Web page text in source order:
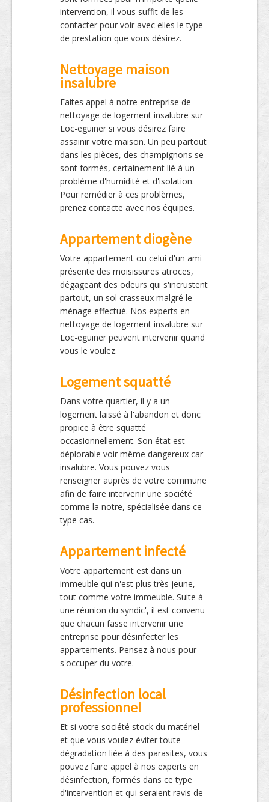
intervention, il vous suffit de les
contacter pour voir avec elles le type
de prestation que vous désirez.
Nettoyage maison
insalubre
Faites appel à notre entreprise de
nettoyage de logement insalubre sur
Loc-eguiner si vous désirez faire
assainir votre maison. Un peu partout
dans les pièces, des champignons se
sont formés, certainement lié à un
problème d'humidité et d'isolation.
Pour remédier à ces problèmes,
prenez contacte avec nos équipes.
Appartement diogène
Votre appartement ou celui d'un ami
présente des moisissures atroces,
dégageant des odeurs qui s'incrustent
partout, un sol crasseux malgré le
ménage effectué. Nos experts en
nettoyage de logement insalubre sur
Loc-eguiner peuvent intervenir quand
vous le voulez.
Logement squatté
Dans votre quartier, il y a un
logement laissé à l'abandon et donc
propice à être squatté
occasionnellement. Son état est
déplorable voir même dangereux car
insalubre. Vous pouvez vous
renseigner auprès de votre commune
afin de faire intervenir une société
comme la notre, spécialisée dans ce
type cas.
Appartement infecté
Votre appartement est dans un
immeuble qui n'est plus très jeune,
tout comme votre immeuble. Suite à
une réunion du syndic', il est convenu
que chacun fasse intervenir une
entreprise pour désinfecter les
appartements. Pensez à nous pour
s'occuper du votre.
Désinfection local
professionnel
Et si votre société stock du matériel
et que vous voulez éviter toute
dégradation liée à des parasites, vous
pouvez faire appel à nos experts en
désinfection, formés dans ce type
d'intervention et qui seraient ravis de